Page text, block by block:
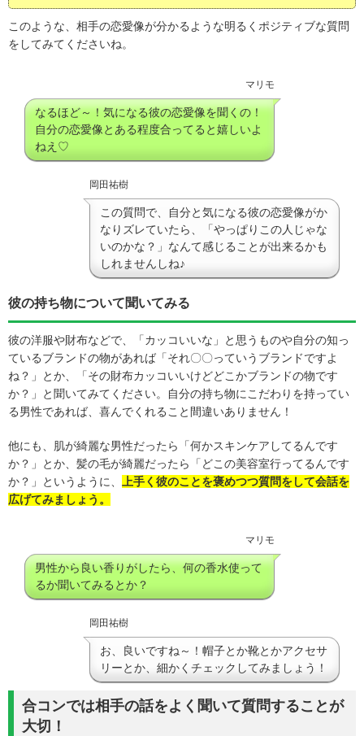
このような、相手の恋愛像が分かるような明るくポジティブな質問
をしてみてくださいね。
マリモ
なるほど～！気になる彼の恋愛像を聞くの！
自分の恋愛像とある程度合ってると嬉しいよ
ねえ♡
岡田祐樹
この質問で、自分と気になる彼の恋愛像がか
なりズレていたら、「やっぱりこの人じゃな
いのかな？」なんて感じることが出来るかも
しれませんしね♪
彼の持ち物について聞いてみる
彼の洋服や財布などで、「カッコいいな」と思うものや自分の知っ
ているブランドの物があれば「それ〇〇っていうブランドですよ
ね？」とか、「その財布カッコいいけどどこかブランドの物です
か？」と聞いてみてください。自分の持ち物にこだわりを持ってい
る男性であれば、喜んでくれること間違いありません！
他にも、肌が綺麗な男性だったら「何かスキンケアしてるんです
か？」とか、髪の毛が綺麗だったら「どこの美容室行ってるんです
か？」というように、 上手く彼のことを褒めつつ質問をして会話を
広げてみましょう。
マリモ
男性から良い香りがしたら、何の香水使って
るか聞いてみるとか？
岡田祐樹
お、良いですね～！帽子とか靴とかアクセサ
リーとか、細かくチェックしてみましょう！
合コンでは相手の話をよく聞いて質問することが
大切！